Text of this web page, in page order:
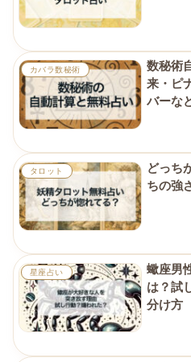
カバラ数秘術
数秘術
来・ピ
バーな
タロット
どっち
ちの強
星座占い
蠍座男
は？試
分け方